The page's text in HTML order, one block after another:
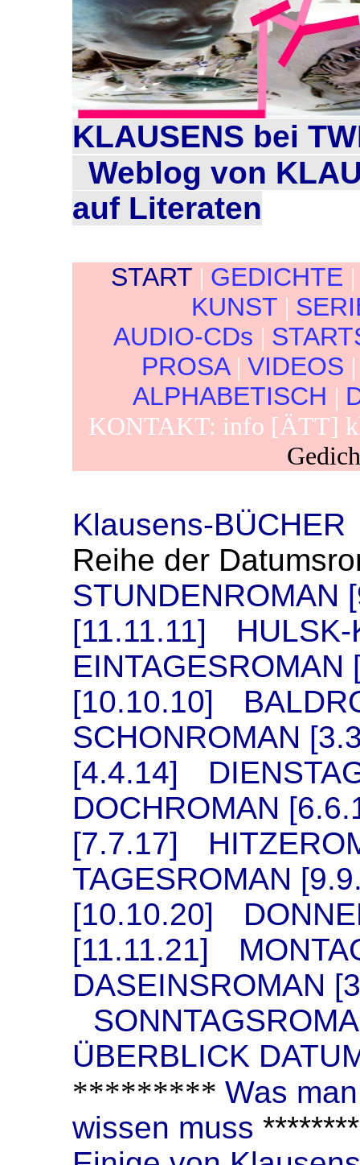
KLAUSENS bei
Weblog von
auf Literaten
START | GEDICHTE
KUNST |
AUDIO-CDs |
PROSA | VIDEOS
ALPHABETISCH |
KONTAKT: info [ÄTT]
Klausens-BÜCHER
Reihe der
STUNDENROMAN
[11.11.11]
EINTAGESROMAN
[10.10.10]
SCHONROMAN
[4.4.14]
DOCHROMAN
[7.7.17]
TAGESROMAN
[10.10.20]
[11.11.21]
DASEINSROMAN
ÜBERBLICK
********* Was
wissen muss